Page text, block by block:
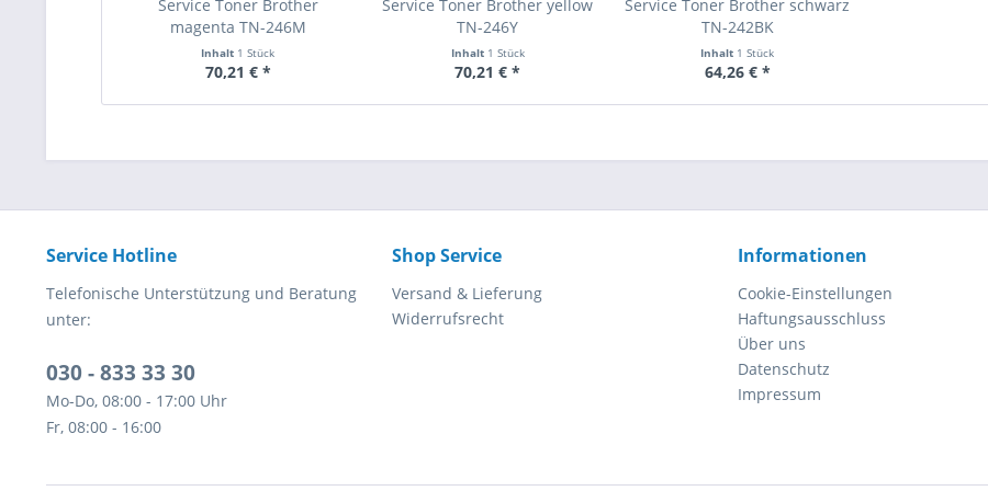
Service Toner Brother
magenta TN-246M
Inhalt 1 Stück
70,21 € *
Service Toner Brother yellow
TN-246Y
Inhalt 1 Stück
70,21 € *
Service Toner Brother schwarz
TN-242BK
Inhalt 1 Stück
64,26 € *
Service Hotline
Telefonische Unterstützung und Beratung
unter:
030 - 833 33 30
Mo-Do, 08:00 - 17:00 Uhr
Fr, 08:00 - 16:00
Shop Service
Versand & Lieferung
Widerrufsrecht
Informationen
Cookie-Einstellungen
Haftungsausschluss
Über uns
Datenschutz
Impressum